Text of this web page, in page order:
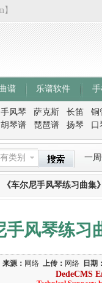
谱 乐谱软件 手
手风琴 萨克斯 长笛 铜
胡琴谱 琵琶谱 扬琴 口
类别 一周
《车尔尼手风琴练习曲集
手风琴练
来源： 网络 上传： 网络 日期：
DedeCMS